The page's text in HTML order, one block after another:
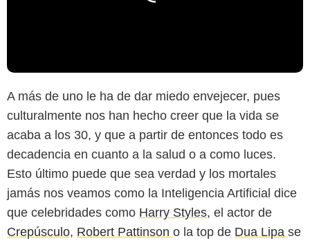
A más de uno le ha de dar miedo envejecer, pues
culturalmente nos han hecho creer que la vida se
acaba a los 30, y que a partir de entonces todo es
decadencia en cuanto a la salud o a como luces.
Esto último puede que sea verdad y los mortales
jamás nos veamos como la Inteligencia Artificial dice
que celebridades como Harry Styles, el actor de
Crepúsculo, Robert Pattinson o la top de Dua Lipa se